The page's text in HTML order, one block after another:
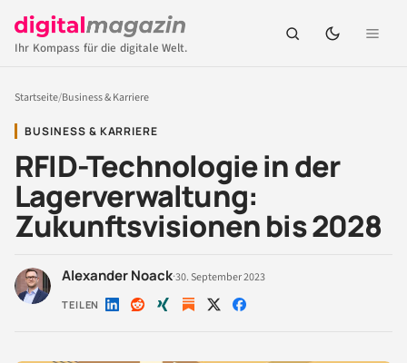
Ihr Kompass für die digitale Welt.
Startseite/Business & Karriere
BUSINESS & KARRIERE
RFID-Technologie in der
Lagerverwaltung:
Zukunftsvisionen bis 2028
Alexander Noack·30. September 2023
TEILEN Auf Auf Auf Auf Auf